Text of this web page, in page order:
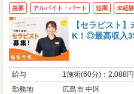
急募 アルバイト・パート 短期 未経
【セラピスト
K！◎最高収入
給与
1施術(60分)：2,088
勤務地
広島市 中区